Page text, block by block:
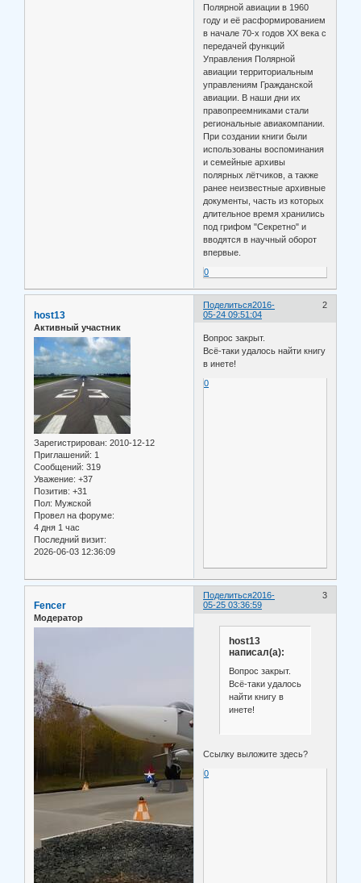
Полярной авиации в 1960
году и её расформированием
в начале 70-х годов XX века с
передачей функций
Управления Полярной
авиации территориальным
управлениям Гражданской
авиации. В наши дни их
правопреемниками стали
региональные авиакомпании.
При создании книги были
использованы воспоминания
и семейные архивы
полярных лётчиков, а также
ранее неизвестные архивные
документы, часть из которых
длительное время хранились
под грифом "Секретно" и
вводятся в научный оборот
впервые.
0
Поделиться 2
2016-
05-24 09:51:04
host13
Активный участник
Зарегистрирован: 2010-12-12
Приглашений: 1
Сообщений: 319
Уважение: +37
Позитив: +31
Пол: Мужской
Провел на форуме:
4 дня 1 час
Последний визит:
2026-06-03 12:36:09
Вопрос закрыт.
Всё-таки удалось найти книгу
в инете!
0
Поделиться 3
2016-
05-25 03:36:59
Fencer
Модератор
host13
написал(а):
Вопрос закрыт.
Всё-таки удалось
найти книгу в
инете!
Ссылку выложите здесь?
0